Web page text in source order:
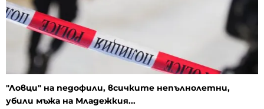
"Ловци" на педофили, всичките непълнолетни,
убили мъжа на Младежкия...